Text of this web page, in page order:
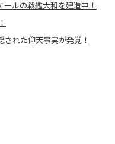
ルの戦艦大和を建造中！
れた仰天事実が発覚！